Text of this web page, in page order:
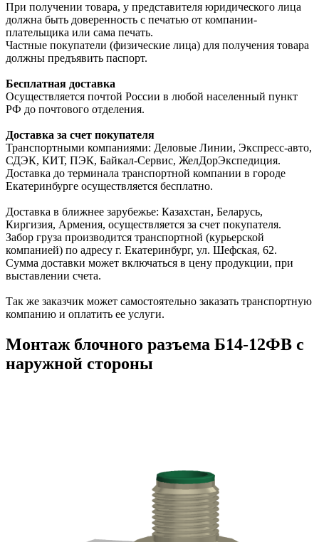
При получении товара, у представителя юридического лица
должна быть доверенность с печатью от компании-
плательщика или сама печать.
Частные покупатели (физические лица) для получения товара
должны предъявить паспорт.
Бесплатная доставка
Осуществляется почтой России в любой населенный пункт
РФ до почтового отделения.
Доставка за счет покупателя
Транспортными компаниями: Деловые Линии, Экспресс-авто,
СДЭК, КИТ, ПЭК, Байкал-Сервис, ЖелДорЭкспедиция.
Доставка до терминала транспортной компании в городе
Екатеринбурге осуществляется бесплатно.
Доставка в ближнее зарубежье: Казахстан, Беларусь,
Киргизия, Армения, осуществляется за счет покупателя.
Забор груза производится транспортной (курьерской
компанией) по адресу г. Екатеринбург, ул. Шефская, 62.
Сумма доставки может включаться в цену продукции, при
выставлении счета.
Так же заказчик может самостоятельно заказать транспортную
компанию и оплатить ее услуги.
Монтаж блочного разъема Б14-12ФВ с
наружной стороны